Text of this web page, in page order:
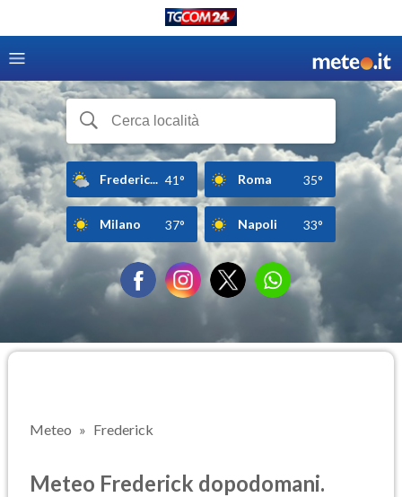
Frederic... 41° Roma 35°
Milano 37° Napoli 33°
Meteo Frederick
Meteo Frederick dopodomani.